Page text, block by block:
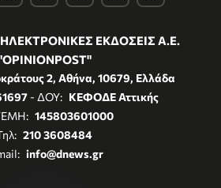
ΕΚΔΟΣΕΙΣ Α.Ε.
2, Αθήνα, 10679, Ελλάδα
- ΔΟΥ: ΚΕΦΟΔΕ Αττικής
145803601000
210 3608484
info@dnews.gr